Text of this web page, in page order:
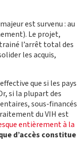
est survenu : au
Le projet,
l’arrêt total des
les acquis,
que si les pays
si la plupart des
sous-financés
du VIH est
entièrement à la
d’accès constitue